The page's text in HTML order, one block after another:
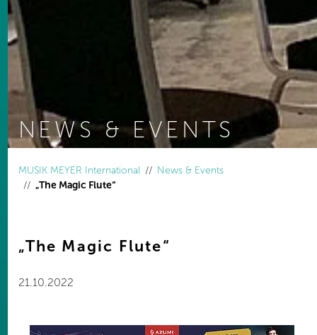
NEWS & EVENTS
MUSIK MEYER International
News & Events
„The Magic Flute“
„The Magic Flute“
21.10.2022